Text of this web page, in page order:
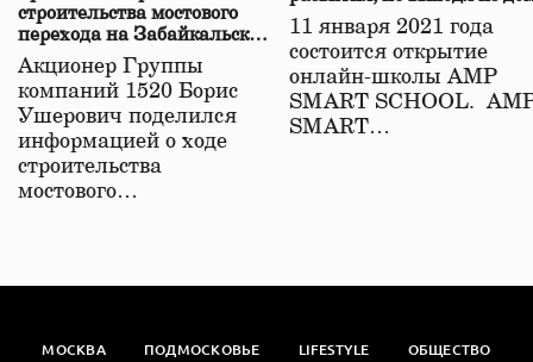
строительства мостового
перехода на Забайкальской
железной дороге
Акционер Группы
компаний 1520 Борис
Ушерович поделился
информацией о ходе
строительства
мостового…
11 января 2021 года
состоится открытие
онлайн-школы АМР
SMART SCHOOL.
SMART…
МОСКВА ПОДМОСКОВЬЕ LIFESTYLE ОБЩЕСТВО